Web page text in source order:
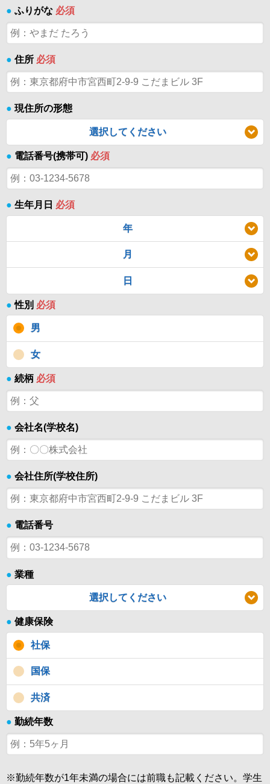
● ふりがな 必須
● 住所 必須
● 現住所の形態
選択してください
● 電話番号(携帯可) 必須
● 生年月日 必須
年
月
日
● 性別 必須
男
女
● 続柄 必須
● 会社名(学校名)
● 会社住所(学校住所)
● 電話番号
● 業種
選択してください
● 健康保険
社保
国保
共済
● 勤続年数
※勤続年数が1年未満の場合には前職も記載ください。学生